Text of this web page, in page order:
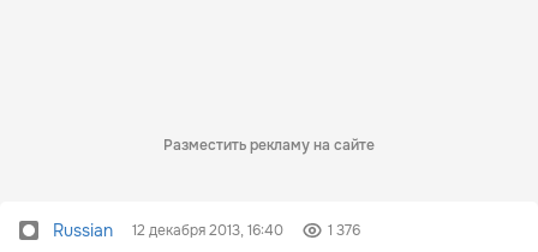
Разместить рекламу на сайте
Russian 12 декабря 2013, 16:40 1 376